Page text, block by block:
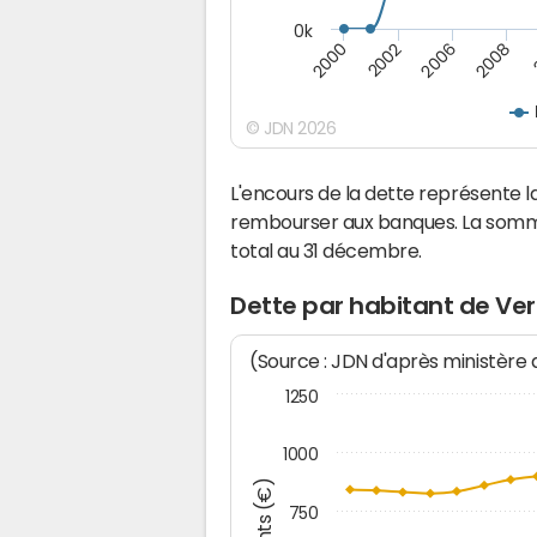
2000 2002 2006 2008
0k
© JDN 2026
L'encours de la dette représente
rembourser aux banques. La
total au 31 décembre.
Dette par habitant de
(Source : JDN d'après ministère
750
1000
1250